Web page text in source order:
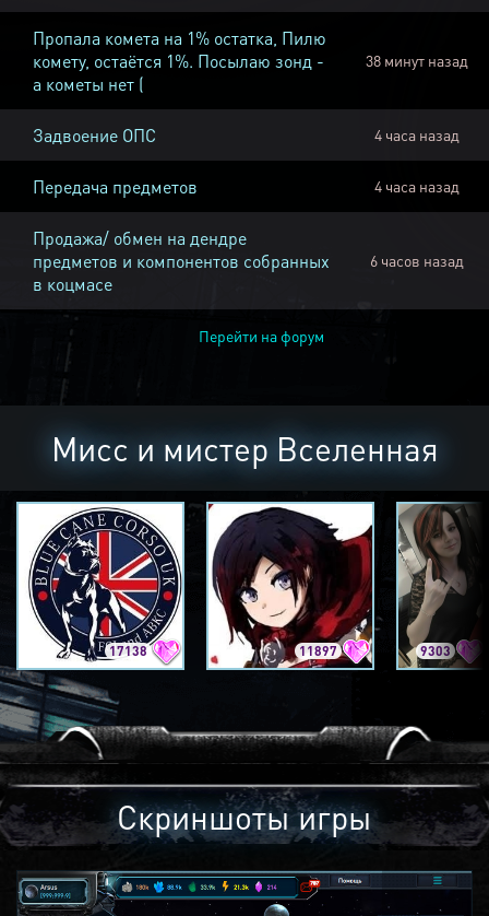
Пропала комета на 1% остатка, Пилю
комету, остаётся 1%. Посылаю зонд -
а кометы нет (
38 минут назад
Задвоение ОПС 4 часа назад
Передача предметов 4 часа назад
Продажа/ обмен на дендре
предметов и компонентов собранных
в коцмасе
6 часов назад
Перейти на форум
Мисс и мистер Вселенная
17138 11897 9303
Скриншоты игры